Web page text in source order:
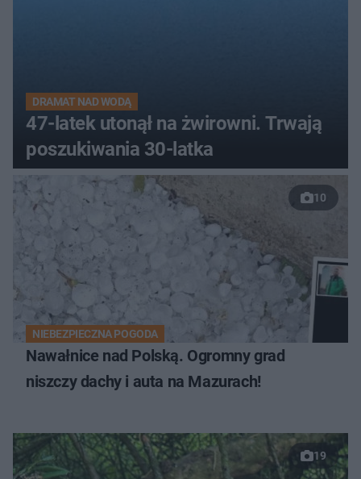
DRAMAT NAD WODĄ
47-latek utonął na żwirowni. Trwają
poszukiwania 30-latka
10
NIEBEZPIECZNA POGODA
Nawałnice nad Polską. Ogromny grad
niszczy dachy i auta na Mazurach!
19